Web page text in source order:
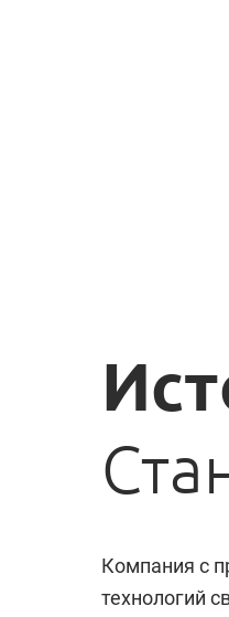
Компания c
технологий